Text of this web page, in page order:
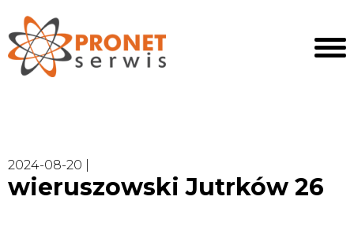
2024-08-20 |
wieruszowski Jutrków 26